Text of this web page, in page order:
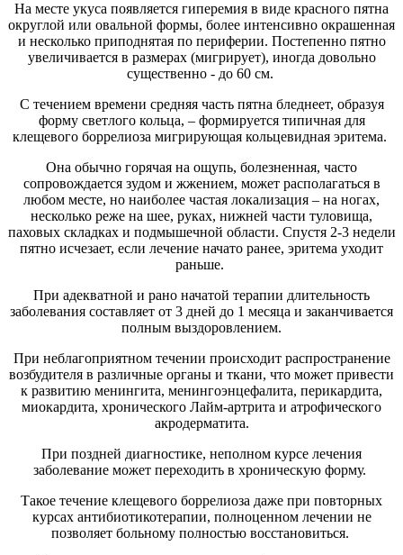
На месте укуса появляется гиперемия в виде красного пятна
округлой или овальной формы, более интенсивно окрашенная
и несколько приподнятая по периферии. Постепенно пятно
увеличивается в размерах (мигрирует), иногда довольно
существенно - до 60 см.
С течением времени средняя часть пятна бледнеет, образуя
форму светлого кольца, – формируется типичная для
клещевого боррелиоза мигрирующая кольцевидная эритема.
Она обычно горячая на ощупь, болезненная, часто
сопровождается зудом и жжением, может располагаться в
любом месте, но наиболее частая локализация – на ногах,
несколько реже на шее, руках, нижней части туловища,
паховых складках и подмышечной области. Спустя 2-3 недели
пятно исчезает, если лечение начато ранее, эритема уходит
раньше.
При адекватной и рано начатой терапии длительность
заболевания составляет от 3 дней до 1 месяца и заканчивается
полным выздоровлением.
При неблагоприятном течении происходит распространение
возбудителя в различные органы и ткани, что может привести
к развитию менингита, менингоэнцефалита, перикардита,
миокардита, хронического Лайм-артрита и атрофического
акродерматита.
При поздней диагностике, неполном курсе лечения
заболевание может переходить в хроническую форму.
Такое течение клещевого боррелиоза даже при повторных
курсах антибиотикотерапии, полноценном лечении не
позволяет больному полностью восстановиться.